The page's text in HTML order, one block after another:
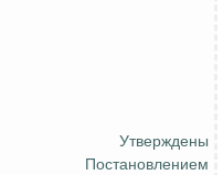
Утверждены
Постановлением